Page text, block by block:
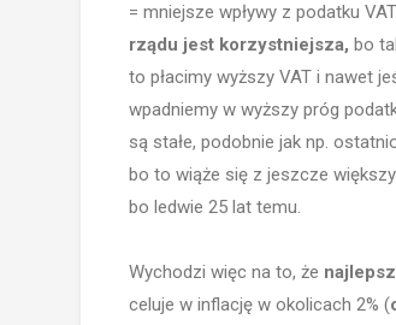
= mniejsze wpływy z podatku
rządu jest korzystniejsza, bo
to płacimy wyższy VAT i nawet
wpadniemy w wyższy próg
są stałe, podobnie jak np.
bo to wiąże się z jeszcze
bo ledwie 25 lat temu.
Wychodzi więc na to, że
celuje w inflację w okolicach 2% (